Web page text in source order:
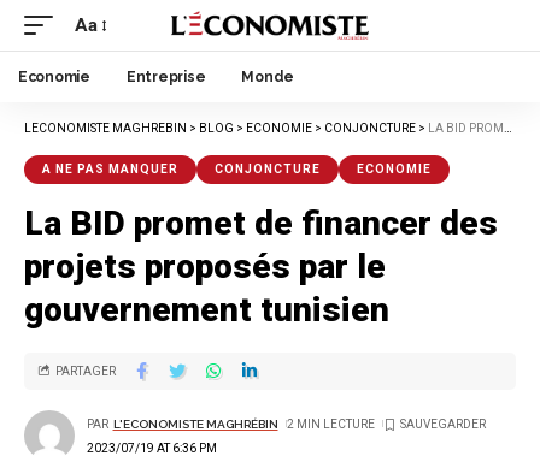
Aa
Economie Entreprise Monde
LECONOMISTE MAGHREBIN > BLOG > ECONOMIE > CONJONCTURE > LA BID PROMET DE FINANCER DES PROJETS PROPOSÉS PAR LE GOUVERNEMENT TUNISIEN
A NE PAS MANQUER CONJONCTURE ECONOMIE
La BID promet de financer des
projets proposés par le
gouvernement tunisien
2023/07/19 AT 6:36 PM
PAR L'ECONOMISTE MAGHRÉBIN 2 MIN LECTURE
PARTAGER